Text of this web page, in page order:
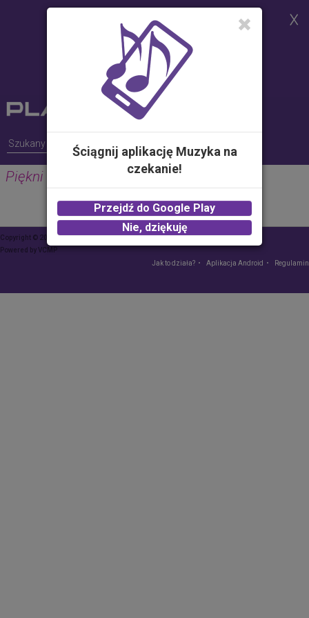
celu realizacji usług i zgodnie z
Polityką Plików Cookies.
Możesz określić warunki
przechowywania lub dostępu do
plików cookies w Twojej
przeglądarce
Piękni i Młodzi Magdalena Narożna
Copyright © 2015 Play – wszelkie prawa zastrzeżone
Powered byVCMP
Jak to działa?
Aplikacja Android Regulamin
Ściągnij aplikację Muzyka na
czekanie!
Przejdź do Google Play
Nie, dziękuję